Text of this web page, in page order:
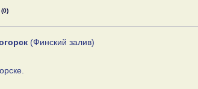
(Финский залив)